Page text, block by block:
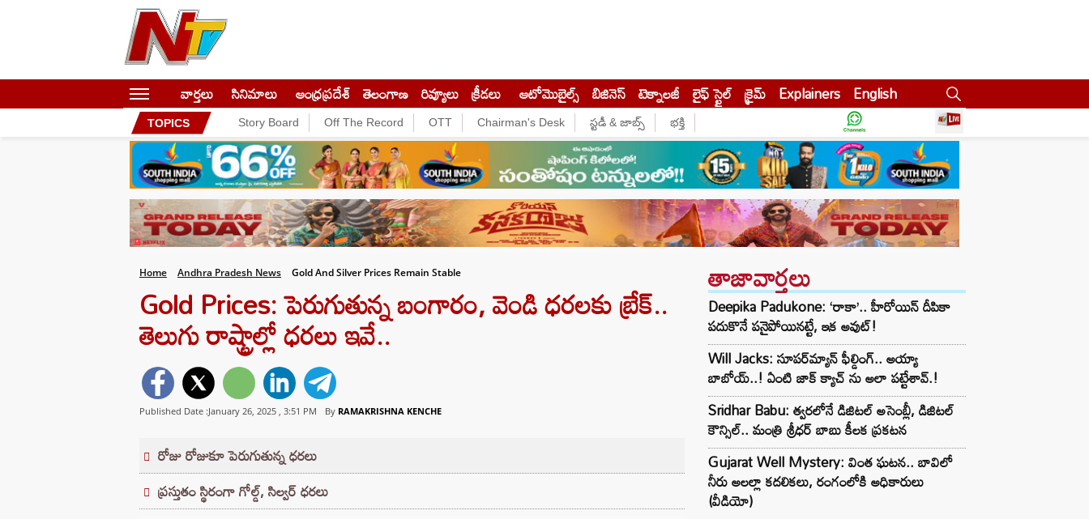
వార్తలు సినిమాలు ఆంధ్రప్రదేశ్ తెలంగాణ రివ్యూలు క్రీడలు ఆటోమొబైల్స్ బిజినెస్‌ టెక్నాలజీ లైఫ్ స్టైల్ క్రైమ్ Explainers English
TOPICS Story Board Off The Record OTT Chairman's Desk స్టడీ & జాబ్స్ భక్తి
Home Andhra Pradesh News Gold And Silver Prices Remain Stable
Gold Prices: పెరుగుతున్న బంగారం, వెండి ధరలకు బ్రేక్..
తెలుగు రాష్ట్రాల్లో ధరలు ఇవే..
Published Date :January 26, 2025 , 3:51 PM By RAMAKRISHNA KENCHE
రోజు రోజుకూ పెరుగుతున్న ధరలు
ప్రస్తుతం స్థిరంగా గోల్డ్, సిల్వర్ ధరలు
తాజావార్తలు
Deepika Padukone: ‘రాకా’.. హీరోయిన్ దీపికా
పదుకొనే పనైపోయినట్టే, ఇక అవుట్!
Will Jacks: సూపర్‌మ్యాన్ ఫీల్డింగ్.. అయ్యా
బాబోయ్..! ఏంటి జాక్ క్యాచ్ ను అలా పట్టేశావ్.!
Sridhar Babu: త్వరలోనే డిజిటల్ అసెంబ్లీ, డిజిటల్
కౌన్సిల్.. మంత్రి శ్రీధర్ బాబు కీలక ప్రకటన
Gujarat Well Mystery: వింత ఘటన.. బావిలో
నీరు అలల్లా కదలికలు, రంగంలోకి అధికారులు
(వీడియో)